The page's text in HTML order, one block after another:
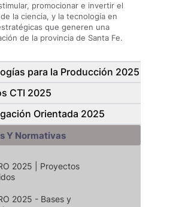
promocionar e invertir el
la ciencia, y la tecnología en
que generen una
de la provincia de Santa Fe.
para la Producción 2025
CTI 2025
Orientada 2025
Y Normativas
2025 | Proyectos
2025 - Bases y